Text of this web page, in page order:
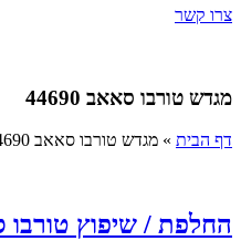
צרו קשר
מגדש טורבו סאאב 44690
דף הבית » מגדש טורבו סאאב 44690
החלפת / שיפוץ טורבו